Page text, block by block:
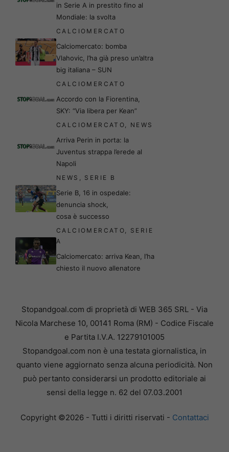
in Serie A in prestito fino al
Mondiale: la svolta
CALCIOMERCATO
Calciomercato: bomba
Vlahovic, l’ha già preso un’altra
big italiana – SUN
CALCIOMERCATO
Accordo con la Fiorentina,
SKY: “Via libera per Kean”
CALCIOMERCATO NEWS
Arriva Perin in porta: la
Juventus strappa l’erede al
Napoli
NEWS SERIE B
Serie B, 16 in ospedale:
denuncia shock,
cosa è successo
CALCIOMERCATO
SERIE
A
Calciomercato: arriva Kean, l’ha
chiesto il nuovo allenatore
Stopandgoal.com di proprietà di WEB 365 SRL - Via
Nicola Marchese 10, 00141 Roma (RM) - Codice Fiscale
e Partita I.V.A. 12279101005
Stopandgoal.com non è una testata giornalistica, in
quanto viene aggiornato senza alcuna periodicità. Non
può pertanto considerarsi un prodotto editoriale ai
sensi della legge n. 62 del 07.03.2001
Copyright ©2026 - Tutti i diritti riservati - Contattaci